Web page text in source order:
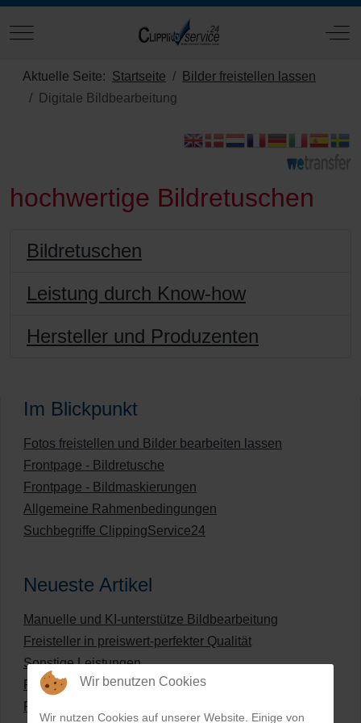
Mobile Menu Toggle Off-
Aktuelle Seite: Startseite
Bilder freistellen lassen
Digitale Bildbearbeitung
hochwertige Bildretuschen
Bildretuschen
Leistung durch Know-how
Hersteller und Produzenten
Im Blickpunkt
Fotos freistellen und Bilder bearbeiten lassen
Frontpage - Bildretusche
Frontpage - Bildmaskierungen
Allgemeine Rahmenbedingungen
Suchbegriffe ClippingService24
Neueste Artikel
Manuelle und KI-unterstütze Bildbearbeitung
Freisteller in preiswert-perfekter Qualität
Sonstige Leistungen
Produkte umfärben
Preisliste für digitale Bildbearbeitung
Wir benutzen Cookies
Wir nutzen Cookies auf unserer Website. Einige von